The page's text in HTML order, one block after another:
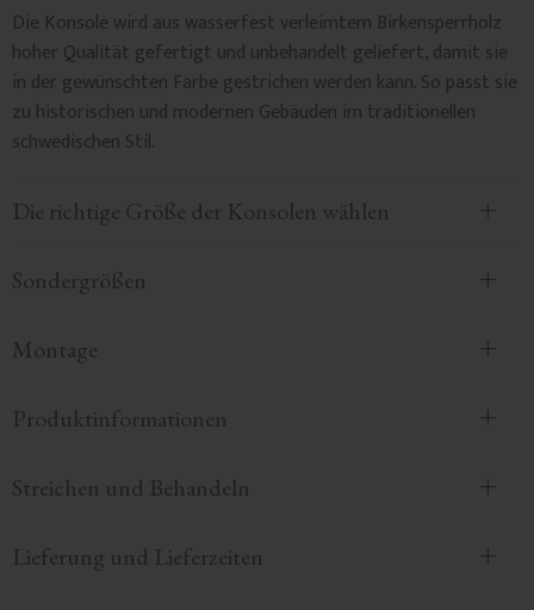
Die Konsole wird aus wasserfest verleimtem Birken­sperrholz
hoher Qualität gefertigt und unbehandelt geliefert, damit sie
in der gewünschten Farbe gestrichen werden kann. So passt sie
zu historischen und modernen Gebäuden im traditionellen
schwedischen Stil.
Die richtige Größe der Konsolen wählen
Sondergrößen
Montage
Produktinformationen
Streichen und Behandeln
Lieferung und Lieferzeiten